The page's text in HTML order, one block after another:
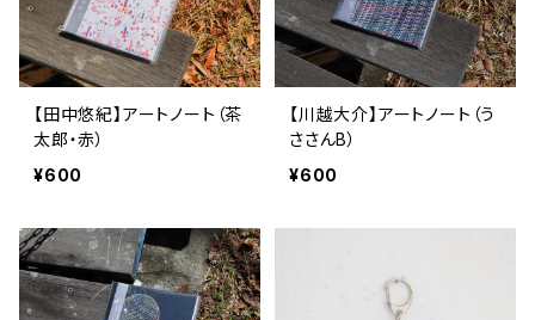
【田中悠紀】アートノート（茶
太郎・赤）
¥600
【川越大介】アートノート（う
ささんB）
¥600